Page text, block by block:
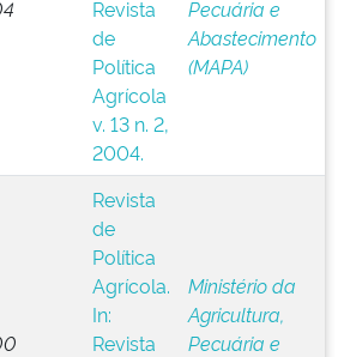
Revista
de
Política
Agrícola
v. 13 n. 2,
2004.
Pecuária e
Abastecimento
(MAPA)
Revista
de
Política
Agrícola.
In:
Revista
Ministério da
Agricultura,
Pecuária e